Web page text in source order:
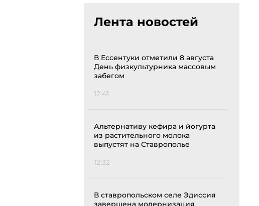
Лента новостей
В Ессентуки отметили 8 августа
День физкультурника массовым
забегом
12:41
Альтернативу кефира и йогурта
из растительного молока
выпустят на Ставрополье
12:32
В ставропольском селе Эдиссия